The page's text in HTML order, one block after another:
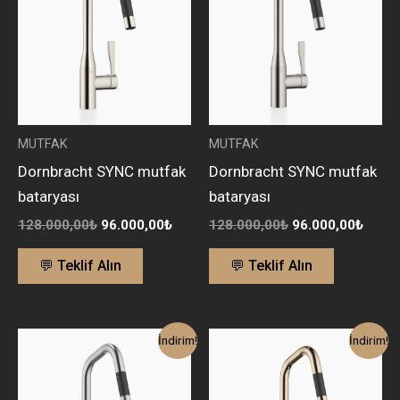
MUTFAK
Dornbracht SYNC mutfak
bataryası
128.000,00₺ 96.000,00₺
💬 Teklif Alın
MUTFAK
Dornbracht SYNC mutfak
bataryası
128.000,00₺ 96.000,00₺
💬 Teklif Alın
İndirim!
fiyat:
104.300,00₺.
Şu
andaki
İndirim!
fiyat:
176.500,00₺.
Şu